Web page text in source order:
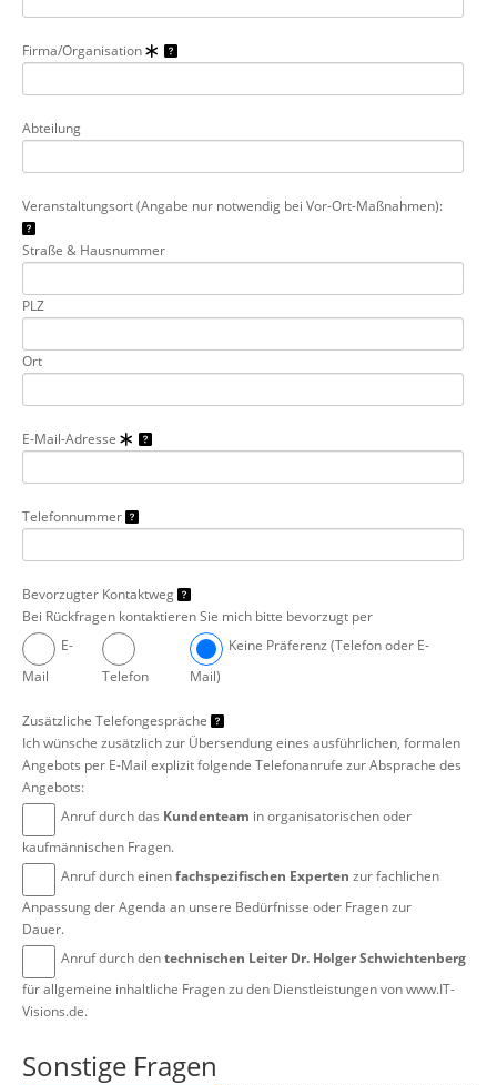
Firma/Organisation
Abteilung
Veranstaltungsort (Angabe nur notwendig bei Vor-Ort-Maßnahmen):
Straße & Hausnummer
PLZ
Ort
E-Mail-Adresse
Telefonnummer
Bevorzugter Kontaktweg
Bei Rückfragen kontaktieren Sie mich bitte bevorzugt per
E-
Mail
Telefon
Keine Präferenz (Telefon oder E-
Mail)
Zusätzliche Telefongespräche
Ich wünsche zusätzlich zur Übersendung eines ausführlichen, formalen
Angebots per E-Mail explizit folgende Telefonanrufe zur Absprache des
Angebots:
Anruf durch das Kundenteam in organisatorischen oder
kaufmännischen Fragen.
Anruf durch einenfachspezifischen Experten zur fachlichen
Anpassung der Agenda an unsere Bedürfnisse oder Fragen zur
Dauer.
Anruf durch dentechnischen Leiter Dr. Holger Schwichtenberg
für allgemeine inhaltliche Fragen zu den Dienstleistungen von www.IT-
Visions.de.
Sonstige Fragen